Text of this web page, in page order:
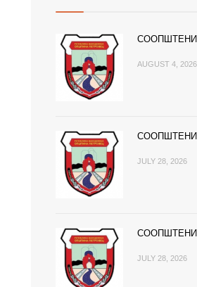
AUGUST 4, 2026
JULY 28, 2026
JULY 28, 2026